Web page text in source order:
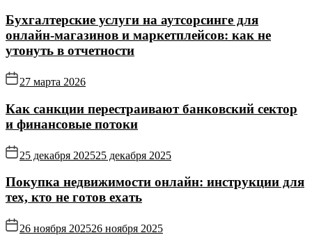
Бухгалтерские услуги на аутсорсинге для
онлайн‑магазинов и маркетплейсов: как не
утонуть в отчетности
27 марта 2026
Как санкции перестраивают банковский сектор
и финансовые потоки
25 декабря 202525 декабря 2025
Покупка недвижимости онлайн: инструкции для
тех, кто не готов ехать
26 ноября 202526 ноября 2025